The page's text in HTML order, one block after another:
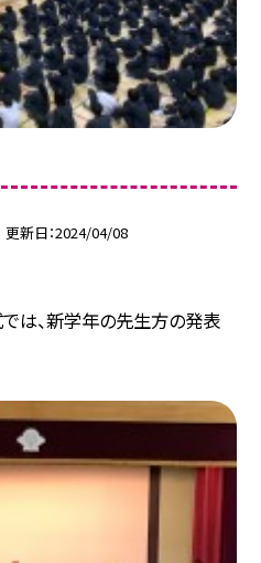
更新日 2024/04/08
では、新学年の先生方の発表